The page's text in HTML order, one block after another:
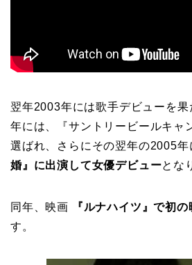
翌年2003年には歌手デビューを
年には、『サントリービールキャ
選ばれ、さらにその翌年の2005年
婚』に出演して女優デビューとな
同年、映画 『ルナハイツ』で初
す。